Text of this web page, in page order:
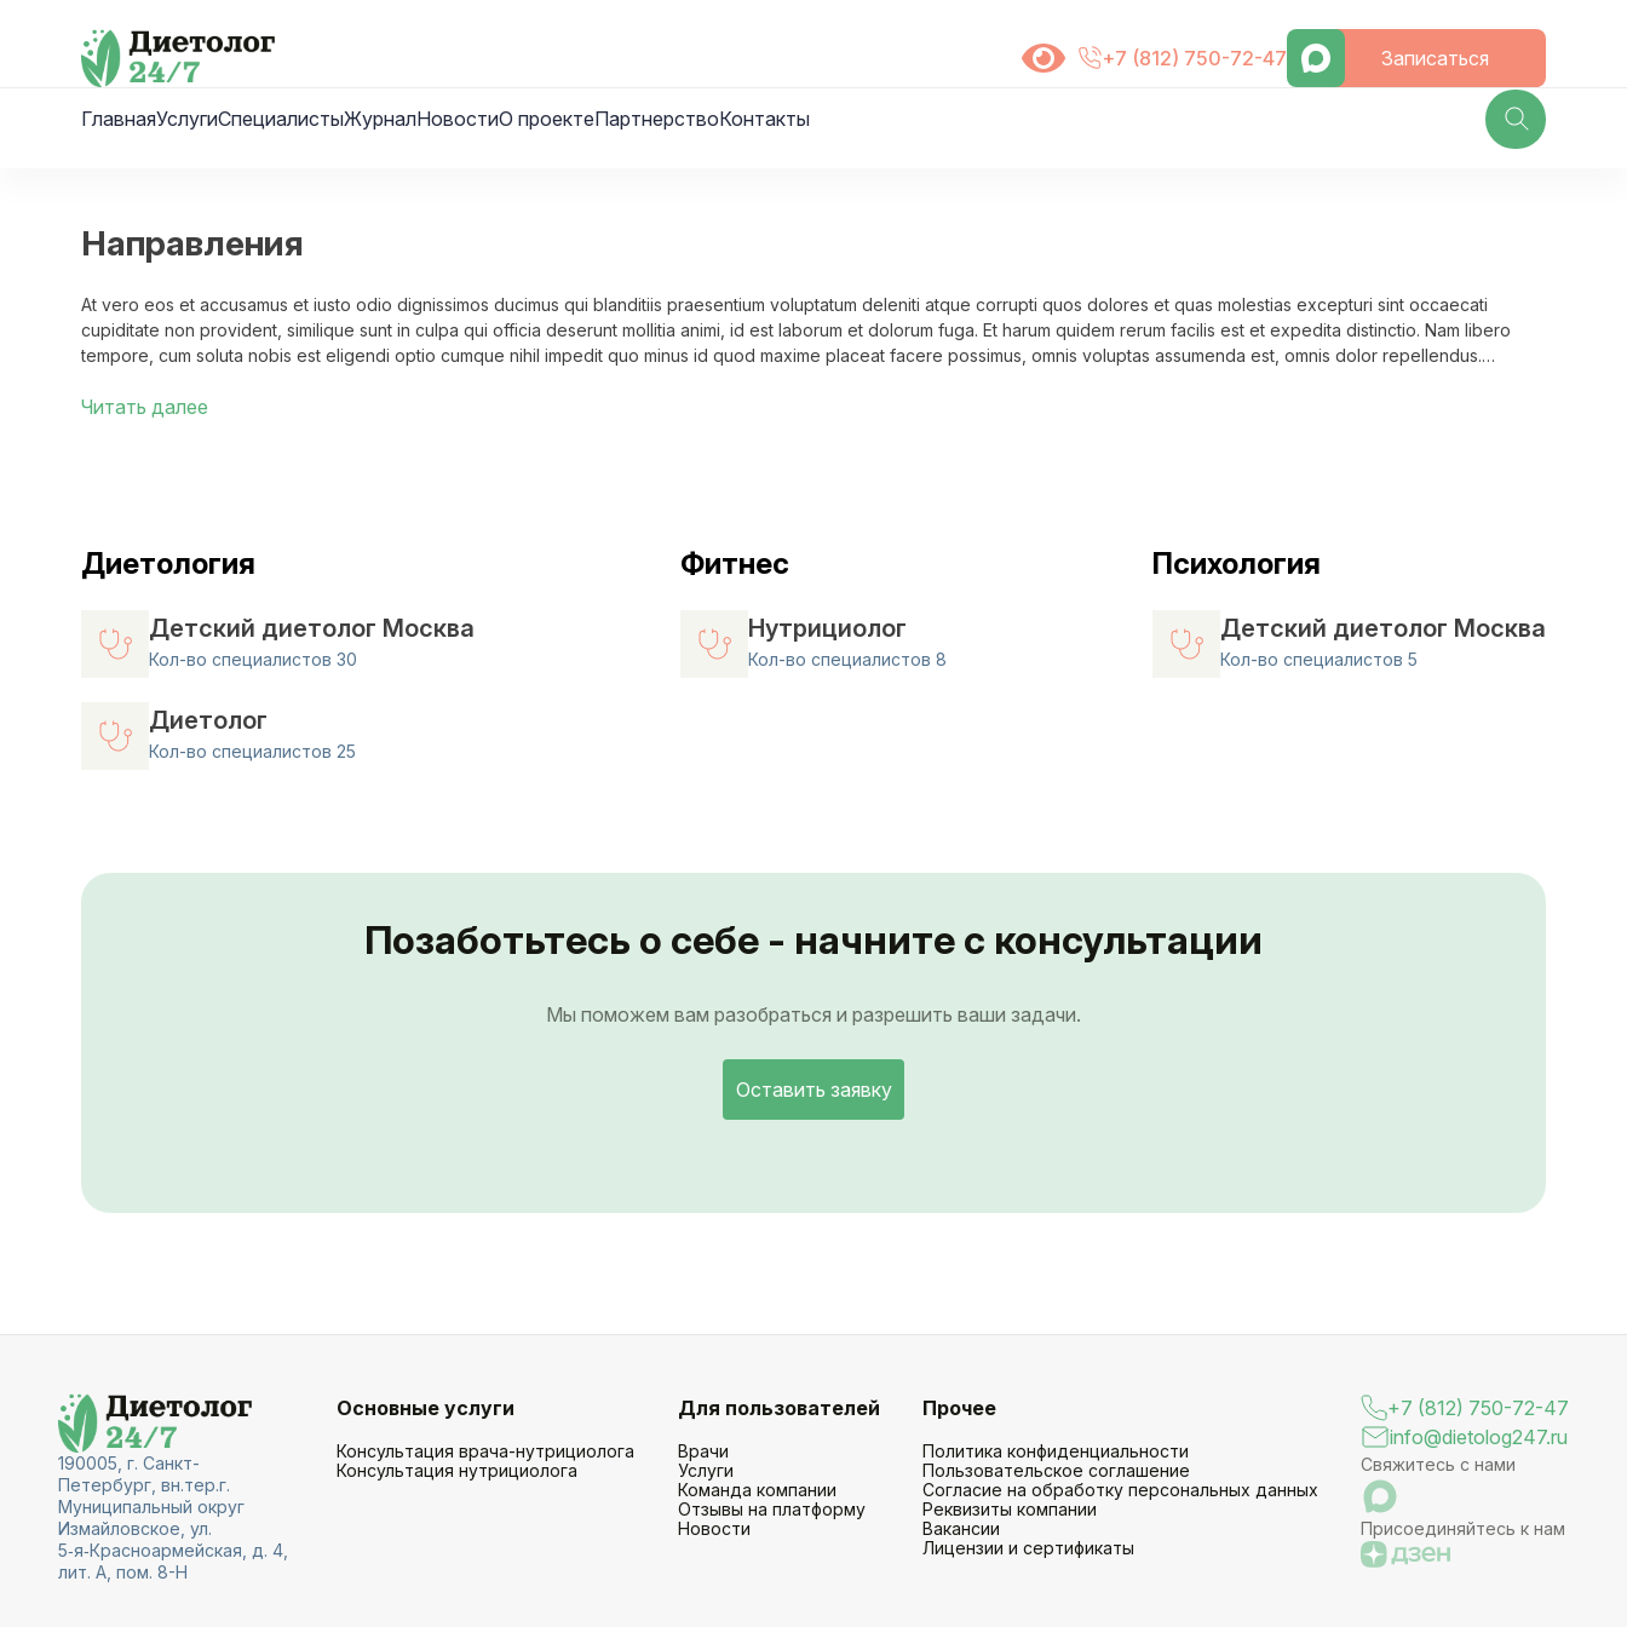
+7 (812) 750-72-47 Записаться
ГлавнаяУслугиСпециалистыЖурналНовостиО проектеПартнерствоКонтакты
Направления
At vero eos et accusamus et iusto odio dignissimos ducimus qui blanditiis praesentium voluptatum deleniti atque corrupti quos dolores et quas molestias excepturi sint occaecati
cupiditate non provident, similique sunt in culpa qui officia deserunt mollitia animi, id est laborum et dolorum fuga. Et harum quidem rerum facilis est et expedita distinctio. Nam libero
tempore, cum soluta nobis est eligendi optio cumque nihil impedit quo minus id quod maxime placeat facere possimus, omnis voluptas assumenda est, omnis dolor repellendus.
tenetur a sapiente delectus, ut aut reiciendis voluptatibus maiores alias consequatur aut perferendis doloribus asperiores repellat.
Читать далее
Диетология
Детский диетолог Москва
Кол-во специалистов 30
Диетолог
Кол-во специалистов 25
Фитнес
Нутрициолог
Кол-во специалистов 8
Психология
Детский диетолог Москва
Кол-во специалистов 5
Позаботьтесь о себе - начните с консультации
Мы поможем вам разобраться и разрешить ваши задачи.
Оставить заявку
190005, г. Санкт-
Петербург, вн.тер.г.
Муниципальный округ
Измайловское, ул.
5‑я‑Красноармейская, д. 4,
лит. А, пом. 8-Н
Основные услуги
Консультация врача-нутрициолога
Консультация нутрициолога
Для пользователей
Врачи
Услуги
Команда компании
Отзывы на платформу
Новости
Прочее
Политика конфиденциальности
Пользовательское соглашение
Согласие на обработку персональных данных
Реквизиты компании
Вакансии
Лицензии и сертификаты
+7 (812) 750-72-47
info@dietolog247.ru
Свяжитесь с нами
Присоединяйтесь к нам